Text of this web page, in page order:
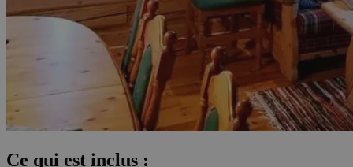
Ce qui est inclus :